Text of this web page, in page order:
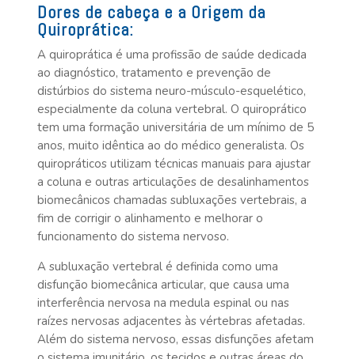
Dores de cabeça e a Origem da
Quiroprática:
A quiroprática é uma profissão de saúde dedicada
ao diagnóstico, tratamento e prevenção de
distúrbios do sistema neuro-músculo-esquelético,
especialmente da coluna vertebral. O quiroprático
tem uma formação universitária de um mínimo de 5
anos, muito idêntica ao do médico generalista. Os
quiropráticos utilizam técnicas manuais para ajustar
a coluna e outras articulações de desalinhamentos
biomecânicos chamadas subluxações vertebrais, a
fim de corrigir o alinhamento e melhorar o
funcionamento do sistema nervoso.
A subluxação vertebral é definida como uma
disfunção biomecânica articular, que causa uma
interferência nervosa na medula espinal ou nas
raízes nervosas adjacentes às vértebras afetadas.
Além do sistema nervoso, essas disfunções afetam